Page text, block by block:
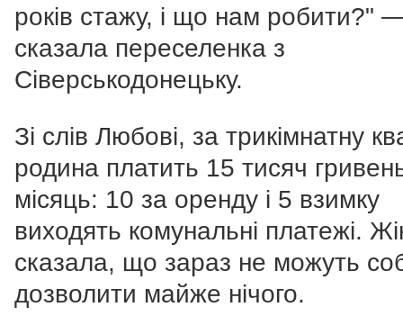
років стажу, і що нам робити?"
сказала переселенка з
Сіверськодонецьку.
Зі слів Любові, за трикімнатну
родина платить 15 тисяч
місяць: 10 за оренду і 5 взимку
виходять комунальні платежі.
сказала, що зараз не можуть
дозволити майже нічого.